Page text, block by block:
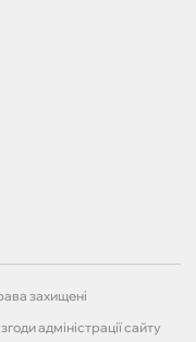
захищені
адміністрації сайту